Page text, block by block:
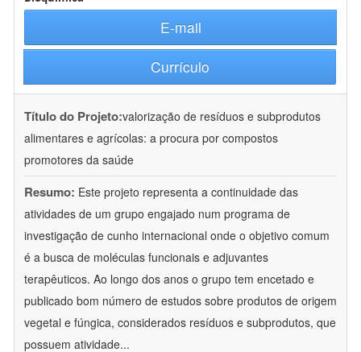
E-mail
Currículo
Título do Projeto:valorização de resíduos e subprodutos
alimentares e agrícolas: a procura por compostos
promotores da saúde
Resumo: Este projeto representa a continuidade das
atividades de um grupo engajado num programa de
investigação de cunho internacional onde o objetivo comum
é a busca de moléculas funcionais e adjuvantes
terapêuticos. Ao longo dos anos o grupo tem encetado e
publicado bom número de estudos sobre produtos de origem
vegetal e fúngica, considerados resíduos e subprodutos, que
possuem atividade...